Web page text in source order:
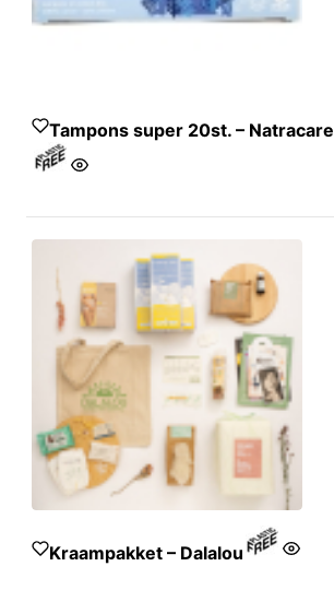
Tampons super 20st. – Natracare
Katoen* 100%.
Kraampakket – Dalalou